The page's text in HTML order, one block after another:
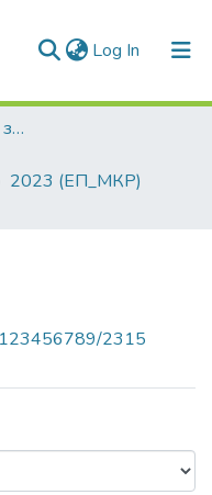
Log In (current)
Кваліфікаційні роботи здобувачів вищої освіти
2023 (ЕП_МКР)
123456789/2315